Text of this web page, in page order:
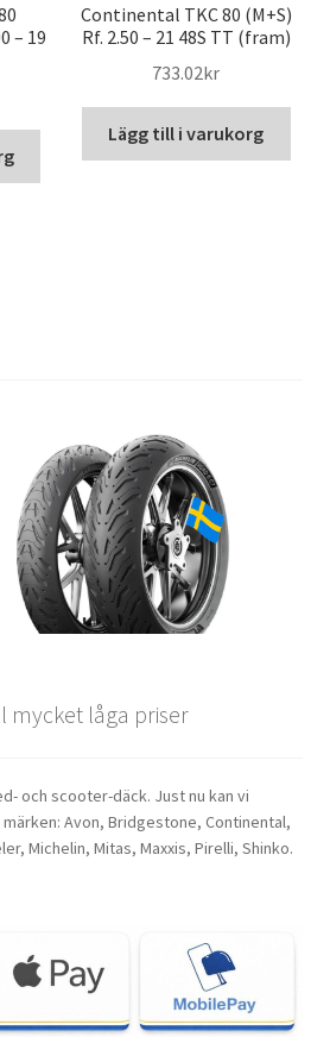
– 19
Continental TKC 80 (M+S)
Rf. 2.50 – 21 48S TT (fram)
733.02kr
Lägg till i varukorg
mycket låga priser
och scooter-däck. Just nu kan vi
Avon, Bridgestone, Continental,
Michelin, Mitas, Maxxis, Pirelli, Shinko.